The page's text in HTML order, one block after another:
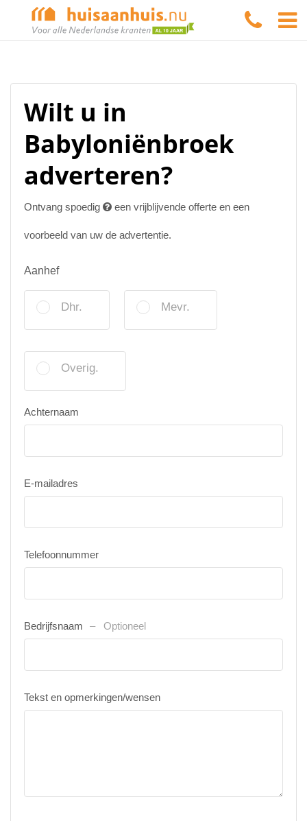
Wilt u in
Babyloniënbroek
adverteren?
Ontvang spoedig een vrijblijvende offerte en een
voorbeeld van uw de advertentie.
Aanhef
Dhr. Mevr.
Overig.
Achternaam
E-mailadres
Telefoonnummer
Bedrijfsnaam Optioneel
Tekst en opmerkingen/wensen